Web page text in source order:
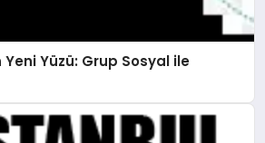
Yeni Yüzü: Grup Sosyal ile